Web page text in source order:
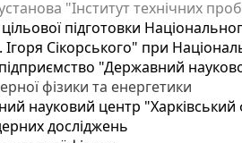
"Інститут технічних
цільової підготовки
Ігоря Сікорського" при
"Державний
фізики та енергетики
науковий центр "Харківський
досліджень